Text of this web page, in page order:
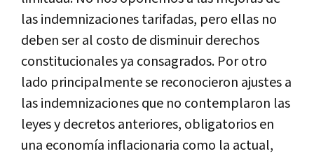
las indemnizaciones tarifadas, pero ellas no
deben ser al costo de disminuir derechos
constitucionales ya consagrados. Por otro
lado principalmente se reconocieron ajustes a
las indemnizaciones que no contemplaron las
leyes y decretos anteriores, obligatorios en
una economía inflacionaria como la actual,